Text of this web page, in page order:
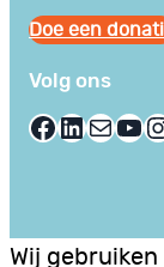
Doe een
Volg ons
Facebook LinkedIn E-mail YouTube
Wij